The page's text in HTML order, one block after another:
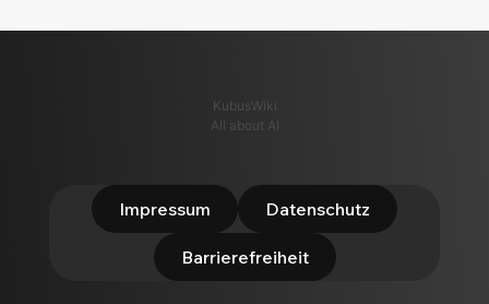
KubusWiki
All about AI
Impressum Datenschutz
Barrierefreiheit